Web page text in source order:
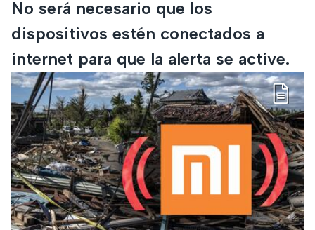
No será necesario que los
dispositivos estén conectados a
internet para que la alerta se active.